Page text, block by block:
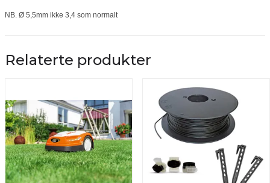
NB. Ø 5,5mm ikke 3,4 som normalt
Relaterte produkter